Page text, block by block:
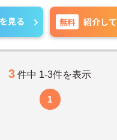
もあり、満足度の高いサービス
身の療育分野でのスキル向上も
日は120日前後とプライベート
です。
気軽にお問い合わせ下さい。さ
見る 無料 紹介し
3 件中 1-3件を表示
1